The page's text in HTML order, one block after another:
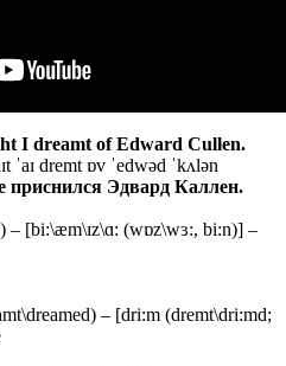
I dreamt of Edward Cullen.
ˈaɪ dremt ɒv ˈedwəd ˈkʌlən
Эдвард Каллен.
– [bi:\æm\ɪz\ɑ: (wɒz\wɜ:, bi:n)] –
– [dri:m (dremt\dri:md;